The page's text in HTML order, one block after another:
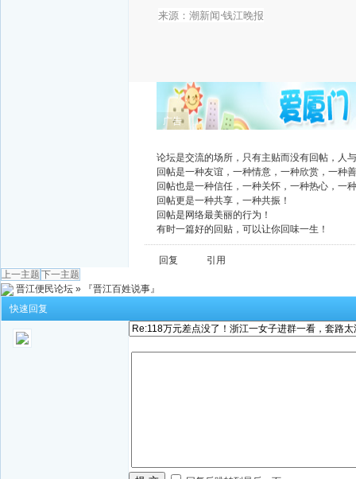
来源：潮新闻·钱江晚报
广告
论坛是交流的场所，只有主贴而没有回帖，人
回帖是一种友谊，一种情意，一种欣赏，一种
回帖也是一种信任，一种关怀，一种热心，一
回帖更是一种共享，一种共振！
回帖是网络最美丽的行为！
有时一篇好的回贴，可以让你回味一生！
回复
引用
上一主题 下一主题
晋江便民论坛 »
『晋江百姓说事』
快速回复